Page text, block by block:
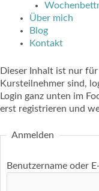
Über mich
Blog
Kontakt
Dieser Inhalt ist nur
Kursteilnehmer sind,
Login ganz unten im
erst registrieren und
Anmelden
Benutzername oder